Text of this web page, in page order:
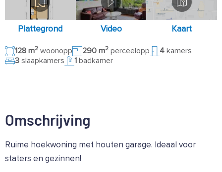
Plattegrond Video Kaart
128 m2 woonopp 290 m2 perceelopp 4 kamers
3 slaapkamers 1 badkamer
Omschrijving
Ruime hoekwoning met houten garage. Ideaal voor
staters en gezinnen!